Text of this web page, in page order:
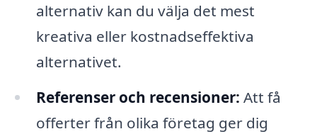
alternativ kan du välja det mest
kreativa eller kostnadseffektiva
alternativet.
Referenser och recensioner: Att få
offerter från olika företag ger dig